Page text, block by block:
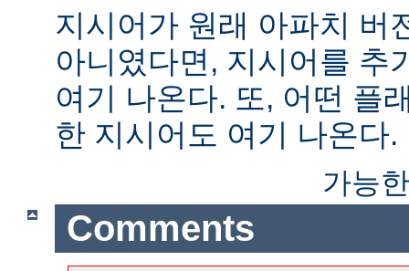
지시어가 원래 아파치 버
아니였다면, 지시어를 추
여기 나온다. 또, 어떤 플
한 지시어도 여기 나온다.
가능
Comments